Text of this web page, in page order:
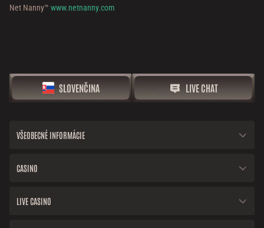
Net Nanny™ www.netnanny.com
SLOVENČINA LIVE CHAT
VŠEOBECNÉ INFORMÁCIE
CASINO
LIVE CASINO